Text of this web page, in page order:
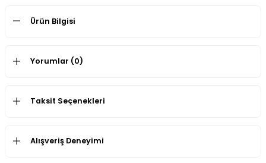
Ürün Bilgisi
Yorumlar (0)
Taksit Seçenekleri
Alışveriş Deneyimi